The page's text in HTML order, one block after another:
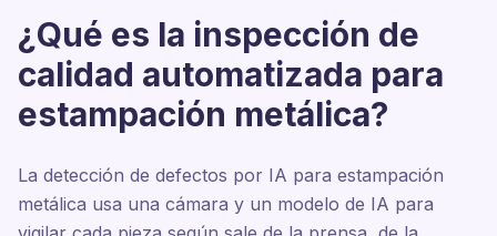
¿Qué es la inspección de
calidad automatizada para
estampación metálica?
La detección de defectos por IA para estampación
metálica usa una cámara y un modelo de IA para